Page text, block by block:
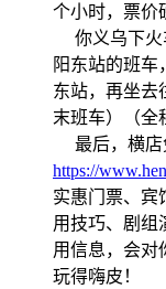
个小时，票价
你义乌下火
阳东站的班车
东站，再坐去
末班车）（全
最后，横店
https://
实惠门票、宾
用技巧、剧组
用信息，会对
玩得嗨皮！